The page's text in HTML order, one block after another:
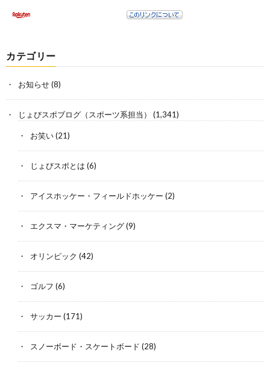
カテゴリー
お知らせ(8)
じょびスポブログ（スポーツ系担当） (1,341)
お笑い(21)
じょびスポとは (6)
アイスホッケー・フィールドホッケー (2)
エクスマ・マーケティング(9)
オリンピック (42)
ゴルフ (6)
サッカー (171)
スノーボード・スケートボード (28)